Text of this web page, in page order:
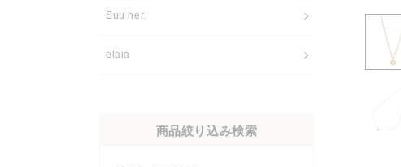
Suu her.
elaia
商品絞り込み検索
デ